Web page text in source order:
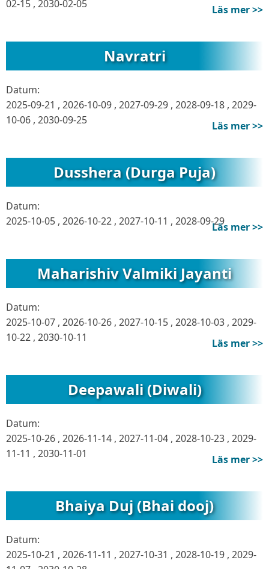
02-15 , 2030-02-05 Läs mer >>
Navratri
Datum:
2025-09-21 , 2026-10-09 , 2027-09-29 , 2028-09-18 , 2029-
10-06 , 2030-09-25 Läs mer >>
Dusshera (Durga Puja)
Datum:
2025-10-05 , 2026-10-22 , 2027-10-11 , 2028-09-29Läs mer >>
Maharishiv Valmiki Jayanti
Datum:
2025-10-07 , 2026-10-26 , 2027-10-15 , 2028-10-03 , 2029-
10-22 , 2030-10-11 Läs mer >>
Deepawali (Diwali)
Datum:
2025-10-26 , 2026-11-14 , 2027-11-04 , 2028-10-23 , 2029-
11-11 , 2030-11-01 Läs mer >>
Bhaiya Duj (Bhai dooj)
Datum:
2025-10-21 , 2026-11-11 , 2027-10-31 , 2028-10-19 , 2029-